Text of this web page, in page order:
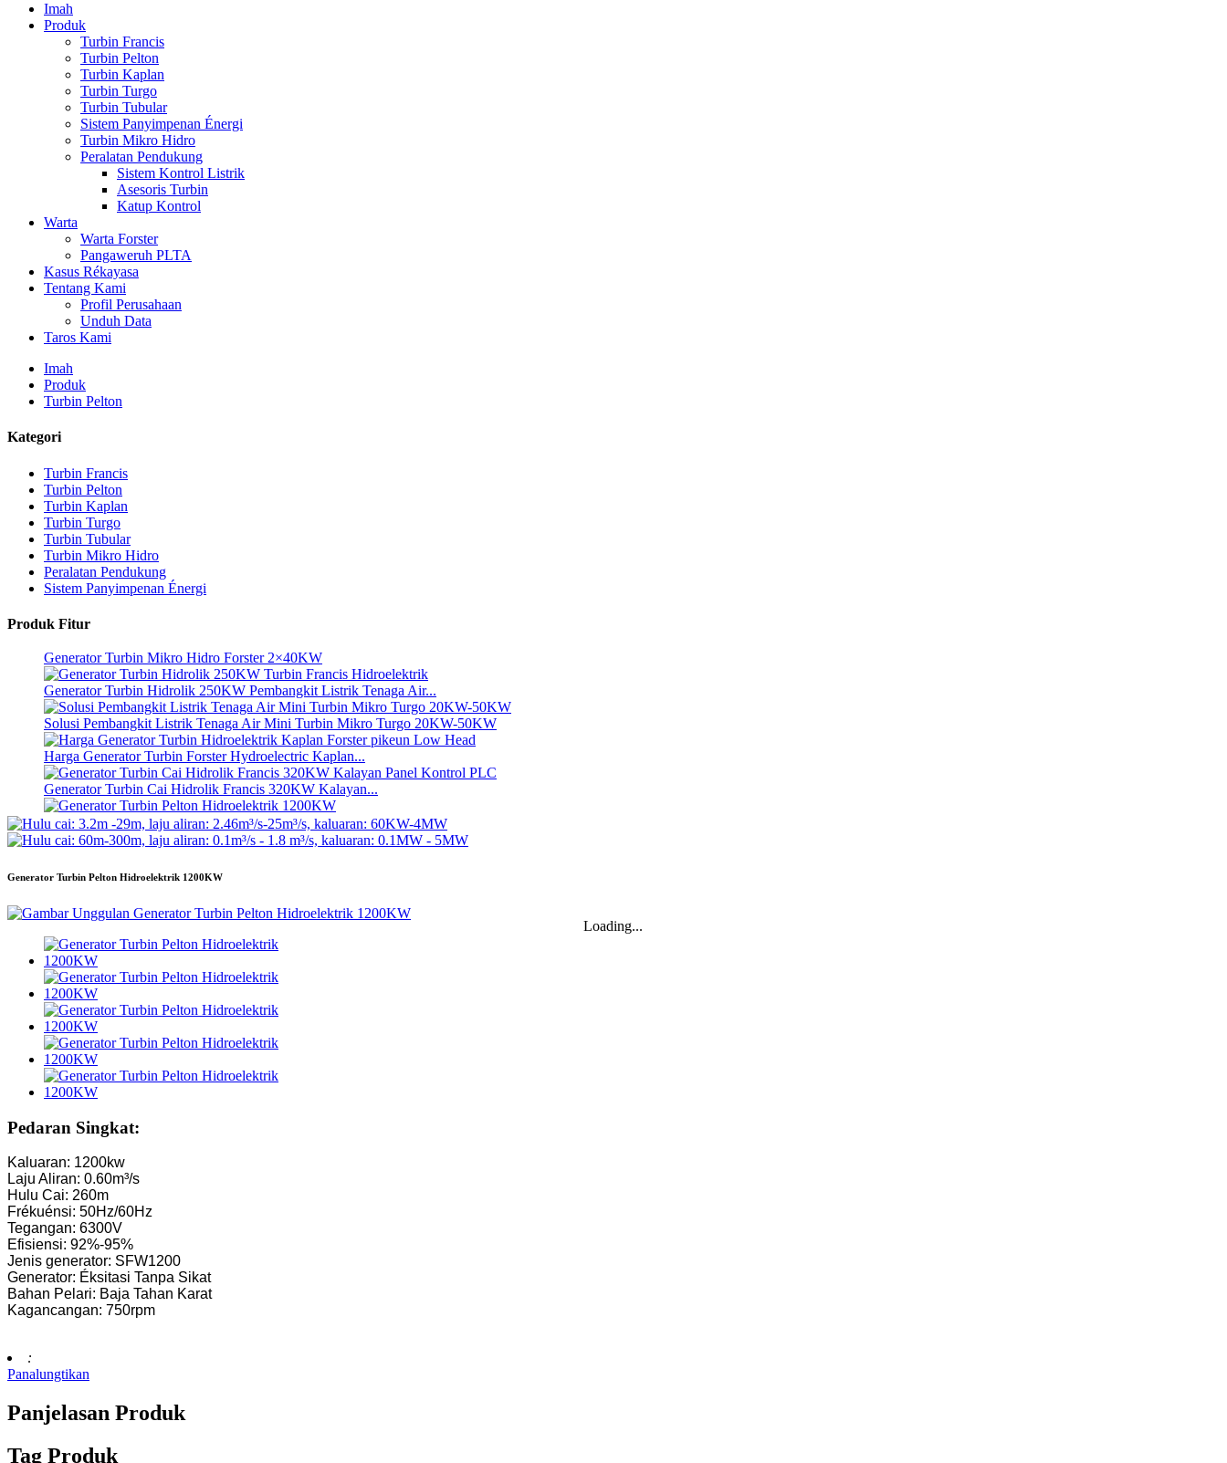
Imah
Produk
Turbin Francis
Turbin Pelton
Turbin Kaplan
Turbin Turgo
Turbin Tubular
Sistem Panyimpenan Énergi
Turbin Mikro Hidro
Peralatan Pendukung
Sistem Kontrol Listrik
Asesoris Turbin
Katup Kontrol
Warta
Warta Forster
Pangaweruh PLTA
Kasus Rékayasa
Tentang Kami
Profil Perusahaan
Unduh Data
Taros Kami
Imah
Produk
Turbin Pelton
Kategori
Turbin Francis
Turbin Pelton
Turbin Kaplan
Turbin Turgo
Turbin Tubular
Turbin Mikro Hidro
Peralatan Pendukung
Sistem Panyimpenan Énergi
Produk Fitur
Generator Hidroelektrik Énergi Alternatif 500KW Fra...
Biaya Konstruksi Sipil Rendah Efisiensi Tinggi Suhu Rendah...
Batré Litium-ion dina Wadah 20ft 250KWh 582KWh...
Mata Pangkas Mikro Hidro Leutik 10kW 12kW 15kW 20kW Mata Pangkas...
Generator Turbin Mikro Hidro Forster 2×40KW
Generator Turbin Hidrolik 250KW Pembangkit Listrik Tenaga Air...
Solusi Pembangkit Listrik Tenaga Air Mini Turbin Mikro Turgo 20KW-50KW
Harga Generator Turbin Forster Hydroelectric Kaplan...
Generator Turbin Cai Hidrolik Francis 320KW Kalayan...
Generator Turbin Pelton Hidroelektrik 1200KW
Batré Litium-ion dina Wadah 20ft 250KWh 582KWh...
Mata Pangkas Mikro Hidro Leutik 10kW 12kW 15kW 20kW Mata Pangkas...
Generator Turbin Mikro Hidro Forster 2×40KW
Turbin Baling-baling Hidrolik 100kW Kaplan Turbin Generator...
Generator Turbin Kincir Cai Pelton 2200kW Tenaga Hidro
Turbin Kaplan Leutik 10KW 12KW 15KW Mikro Hidro...
Pabrik Peralatan Hidroelektrik Hidrolik Franc...
Harga Turbin Hidrolik Francis 100KW 500KW 1MW 2MW ...
Generator Turbin Hidrolik 250KW Pembangkit Listrik Tenaga Air...
Solusi Pembangkit Listrik Tenaga Air Mini Turbin Mikro Turgo 20KW-50KW
Harga Generator Turbin Forster Hydroelectric Kaplan...
Generator Turbin Cai Hidrolik Francis 320KW Kalayan...
Generator Hidroelektrik Énergi Alternatif 500KW Fra...
Biaya Konstruksi Sipil Rendah Efisiensi Tinggi Suhu Rendah...
Batré Litium-ion dina Wadah 20ft 250KWh 582KWh...
Generator Turbin Pelton Hidroelektrik 1200KW
Loading...
Pedaran Singkat:
Kaluaran: 1200kw
Laju Aliran: 0.60m³/s
Hulu Cai: 260m
Frékuénsi: 50Hz/60Hz
Tegangan: 6300V
Efisiensi: 92%-95%
Jenis generator: SFW1200
Generator: Éksitasi Tanpa Sikat
Bahan Pelari: Baja Tahan Karat
Kagancangan: 750rpm
:
Panalungtikan
Panjelasan Produk
Tag Produk